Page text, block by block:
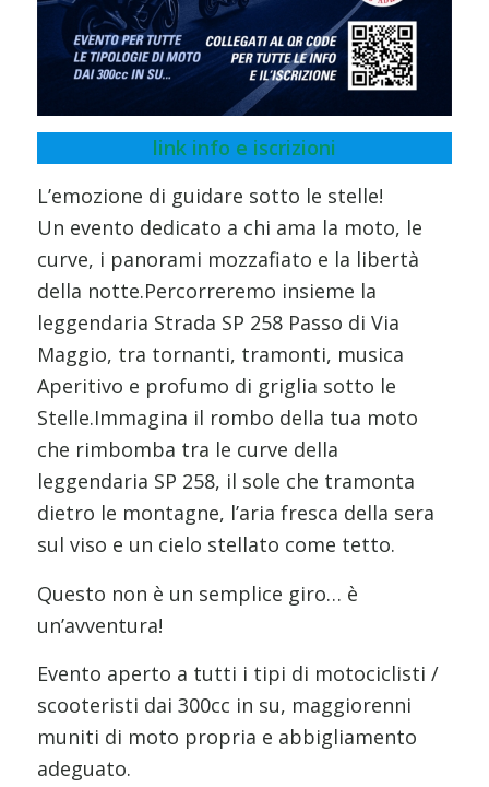
link info e iscrizioni
L’emozione di guidare sotto le stelle!
Un evento dedicato a chi ama la moto, le
curve, i panorami mozzafiato e la libertà
della notte.Percorreremo insieme la
leggendaria Strada SP 258 Passo di Via
Maggio, tra tornanti, tramonti, musica
Aperitivo e profumo di griglia sotto le
Stelle.Immagina il rombo della tua moto
che rimbomba tra le curve della
leggendaria SP 258, il sole che tramonta
dietro le montagne, l’aria fresca della sera
sul viso e un cielo stellato come tetto.
Questo non è un semplice giro… è
un’avventura!
Evento aperto a tutti i tipi di motociclisti /
scooteristi dai 300cc in su, maggiorenni
muniti di moto propria e abbigliamento
adeguato.